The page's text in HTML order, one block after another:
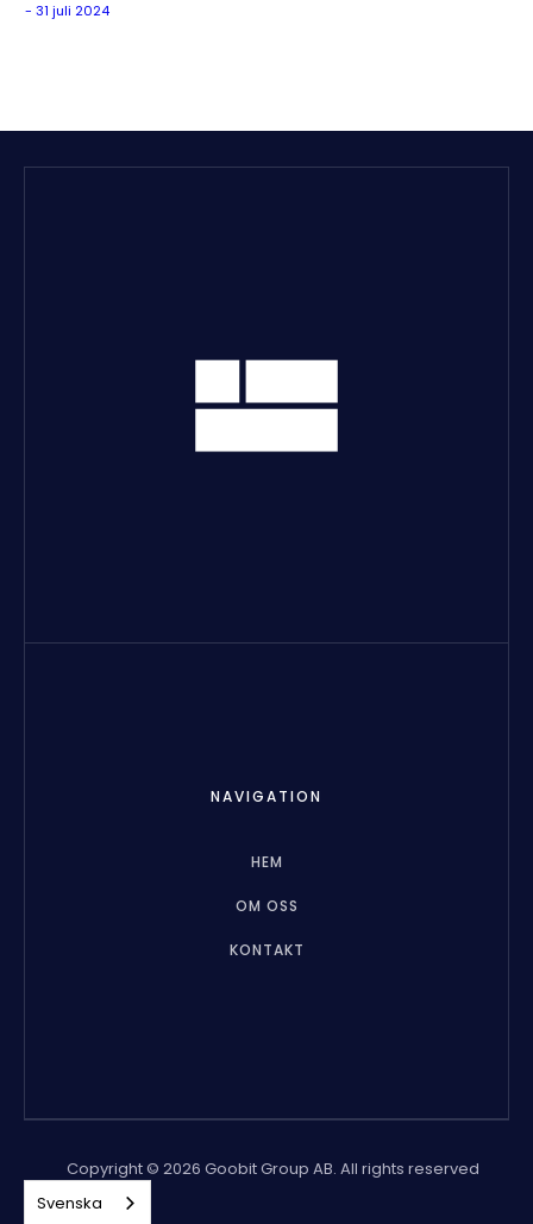
- 31 juli 2024
NAVIGATION
HEM
OM OSS
KONTAKT
Copyright © 2026 Goobit Group AB. All rights reserved
Svenska